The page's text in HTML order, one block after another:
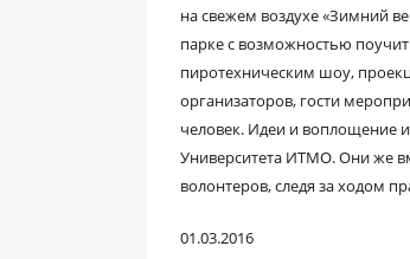
на свежем воздухе «Зимний
парке с возможностью
пиротехническим шоу,
организаторов, гости
человек. Идеи и воплощение
Университета ИТМО. Они же
волонтеров, следя за ходом
01.03.2016